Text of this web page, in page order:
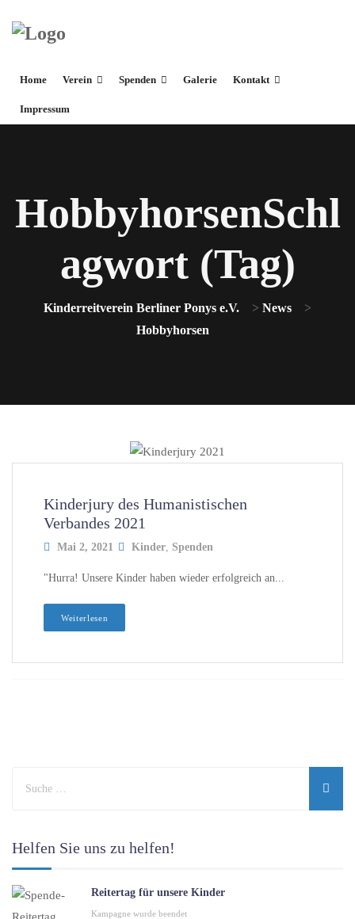
Home Verein Spenden Galerie Kontakt
Impressum
HobbyhorsenSchl
agwort (Tag)
Kinderreitverein Berliner Ponys e.V. > News
>
Hobbyhorsen
Kinderjury des Humanistischen
Verbandes 2021
Mai 2, 2021 Kinder,Spenden
"Hurra! Unsere Kinder haben wieder erfolgreich an...
Weiterlesen
Helfen Sie uns zu helfen!
Reitertag für unsere Kinder
Kampagne wurde beendet